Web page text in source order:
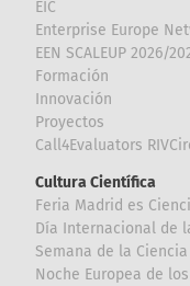
EIC
Enterprise Europe
EEN SCALEUP 2026/
Formación
Innovación
Proyectos
Call4Evaluators
Cultura Científica
Feria Madrid es
Día Internacional de
Semana de la
Noche Europea de